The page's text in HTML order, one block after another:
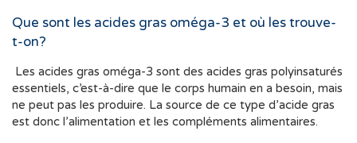
Que sont les acides gras oméga-3 et où les trouve-
t-on?
Les acides gras oméga-3 sont des acides gras polyinsaturés
essentiels, c’est-à-dire que le corps humain en a besoin, mais
ne peut pas les produire. La source de ce type d’acide gras
est donc l’alimentation et les compléments alimentaires.